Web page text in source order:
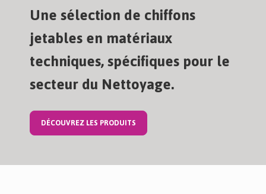
Une sélection de chiffons
jetables en matériaux
techniques, spécifiques pour le
secteur du Nettoyage.
DÉCOUVREZ LES PRODUITS